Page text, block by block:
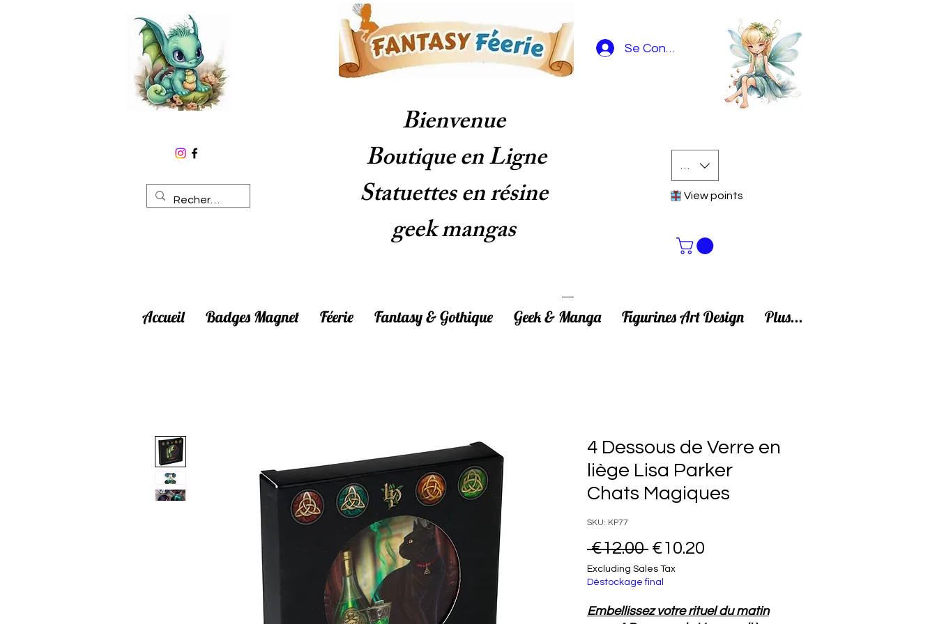
Se Connecter
EUR (€)
View points
Bienvenue
Boutique en Ligne
Statuettes en résine
geek mangas
Accueil Badges Magnet Féerie Fantasy & Gothique Geek & Manga Figurines Art Design Plus...
4 Dessous de Verre en
liège Lisa Parker
Chats Magiques
SKU: KP77
€12.00 Regular Price
€10.20
Excluding Sales Tax
Déstockage final
Embellissez votre rituel du matin